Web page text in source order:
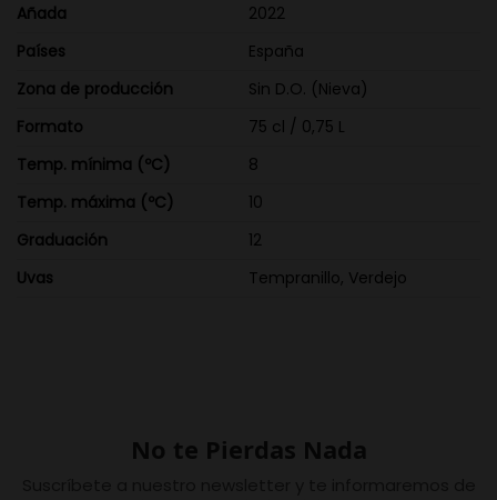
Añada
2022
Países
España
Zona de producción
Sin D.O. (Nieva)
Formato
75 cl / 0,75 L
Temp. mínima (ºC)
8
Temp. máxima (ºC)
10
Graduación
12
Uvas
Tempranillo, Verdejo
No te Pierdas Nada